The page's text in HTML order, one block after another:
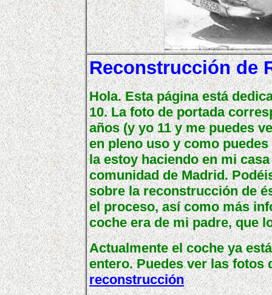
Reconstrucción de
Hola. Esta página está
10. La foto de portada
años (y yo 11 y me puedes
en pleno uso y como
la estoy haciendo en mi
comunidad de Madrid.
sobre la reconstrucción de
el proceso, así como más
coche era de mi padre, que
Actualmente el coche ya
entero. Puedes ver las fotos
reconstrucción